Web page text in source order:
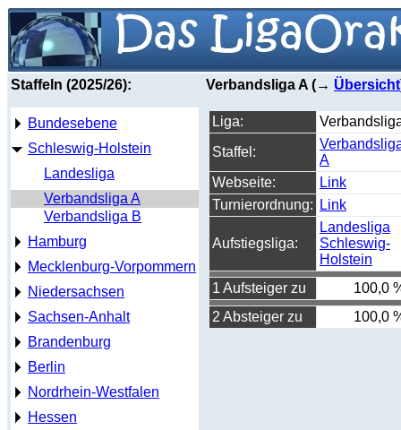
Staffeln (2025/26):
Bundesebene
Schleswig-Holstein
Landesliga
Verbandsliga A
Verbandsliga B
Hamburg
Mecklenburg-Vorpommern
Niedersachsen
Sachsen-Anhalt
Brandenburg
Berlin
Nordrhein-Westfalen
Hessen
Verbandsliga A (→ Übersicht
Liga:
Staffel:
A
Webseite:
Link
Turnierordnung:
Link
Aufstiegsliga:
Landesliga
Schleswig-
Holstein
1 Aufsteiger zu
100,0
2 Absteiger zu
100,0